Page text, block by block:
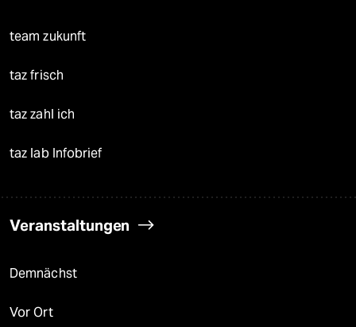
team zukunft
taz frisch
taz zahl ich
taz lab Infobrief
Veranstaltungen
Demnächst
Vor Ort